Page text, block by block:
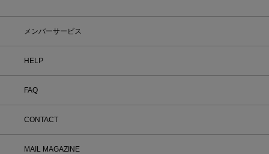
メンバーサービス
HELP
FAQ
CONTACT
MAIL MAGAZINE